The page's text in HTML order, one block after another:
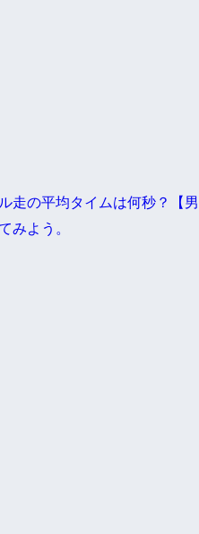
走の平均タイムは何秒？【男
みよう。